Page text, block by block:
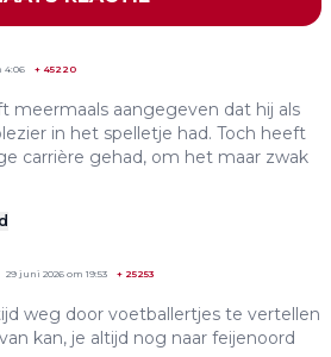
4:06 + 45220
meermaals aangegeven dat hij als
in het spelletje had. Toch heeft
carrière gehad, om het maar zwak
29 juni 2026 om 19:53 + 25253
weg door voetballertjes te vertellen
kan, je altijd nog naar feijenoord